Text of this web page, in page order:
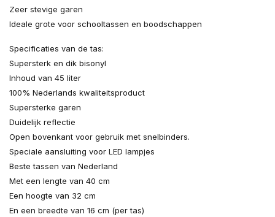
Zeer stevige garen
Ideale grote voor schooltassen en boodschappen
Specificaties van de tas:
Supersterk en dik bisonyl
Inhoud van 45 liter
100% Nederlands kwaliteitsproduct
Supersterke garen
Duidelijk reflectie
Open bovenkant voor gebruik met snelbinders.
Speciale aansluiting voor LED lampjes
Beste tassen van Nederland
Met een lengte van 40 cm
Een hoogte van 32 cm
En een breedte van 16 cm (per tas)